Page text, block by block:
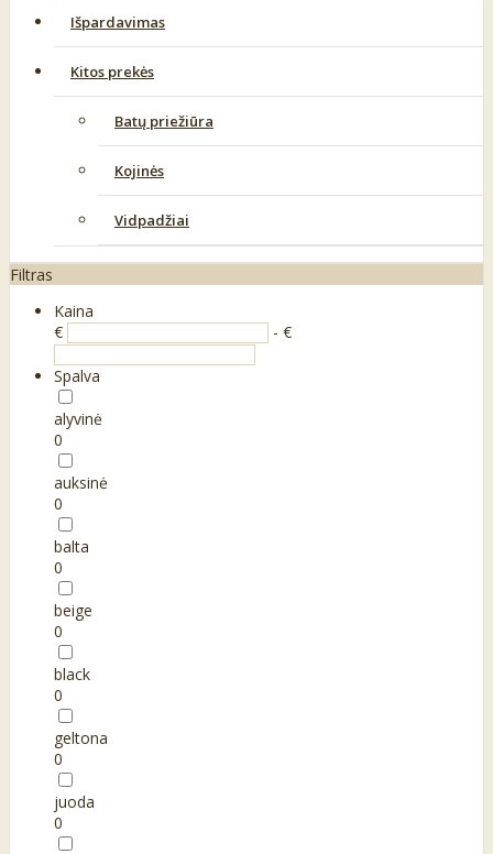
Išpardavimas
Kitos prekės
Batų priežiūra
Kojinės
Vidpadžiai
Filtras
Kaina
€
- €
Spalva
alyvinė
0
auksinė
0
balta
0
beige
0
black
0
geltona
0
juoda
0